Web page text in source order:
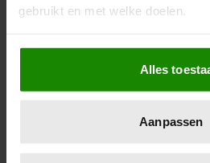
gebruikt en met welke doelen.
Als u het toestaat, willen we ook
Informatie verzamelen
locatie, die tot een paar
scannen op specifieke
Alles
Aanpassen